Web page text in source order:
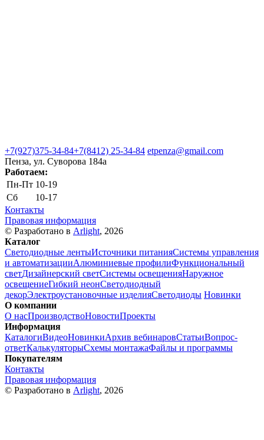
+7(927)375-34-84+7(8412) 25-34-84 etpenza@gmail.com
Пенза, ул. Cуворова 184а
Работаем:
Пн-Пт 10-19
Сб
10-17
Контакты
Правовая информация
© Разработано в Arlight, 2026
Каталог
Светодиодные лентыИсточники питанияСистемы управления
и автоматизацииАлюминиевые профилиФункциональный
светДизайнерский светСистемы освещенияНаружное
освещениеГибкий неонСветодиодный
декорЭлектроустановочные изделияСветодиоды Новинки
О компании
О насПроизводствоНовостиПроекты
Информация
КаталогиВидеоНовинкиАрхив вебинаровСтатьиВопрос-
ответКалькуляторыСхемы монтажаФайлы и программы
Покупателям
Контакты
Правовая информация
© Разработано в Arlight, 2026